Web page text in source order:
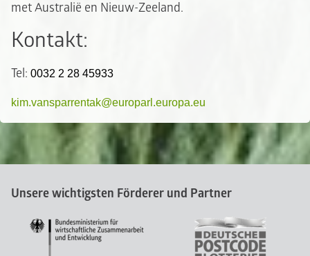
met Australië en Nieuw-Zeeland.
Kontakt:
Tel: 0032 2 28 45933
kim.vansparrentak@europarl.europa.eu
Unsere wichtigsten Förderer und Partner